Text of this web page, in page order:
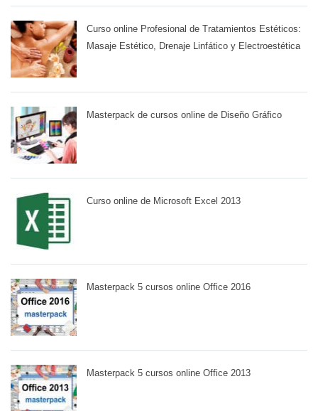
Curso online Profesional de Tratamientos Estéticos:
Masaje Estético, Drenaje Linfático y Electroestética
Masterpack de cursos online de Diseño Gráfico
Curso online de Microsoft Excel 2013
Masterpack 5 cursos online Office 2016
Masterpack 5 cursos online Office 2013